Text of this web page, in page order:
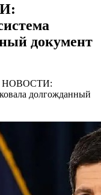
документ
долгожданный